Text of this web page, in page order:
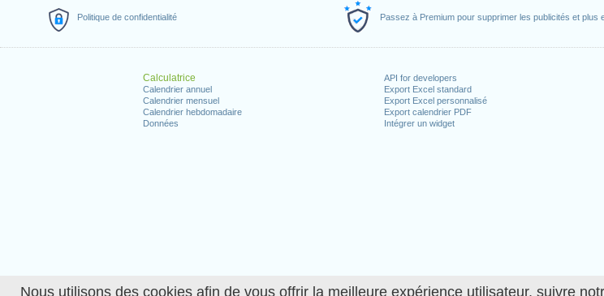
Nous utilisons des cookies afin de vous offrir la meilleure expérience utilisateur, suivre
Politique de confidentialité Passez à Premium pour supprimer les publicités et plus
Calculatrice
Calendrier annuel
Calendrier mensuel
Calendrier hebdomadaire
Données
API for developers
Export Excel standard
Export Excel personnalisé
Export calendrier PDF
Intégrer un widget